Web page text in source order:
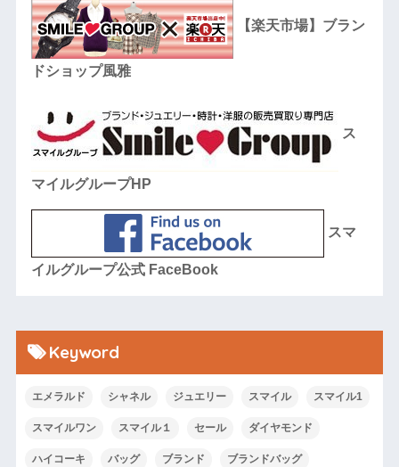
【楽天市場】ブラン
ドショップ風雅
ス
マイルグループHP
スマ
イルグループ公式 FaceBook
Keyword
エメラルド シャネル ジュエリー スマイル スマイル1
スマイルワン スマイル１ セール ダイヤモンド
ハイコーキ バッグ ブランド ブランドバッグ